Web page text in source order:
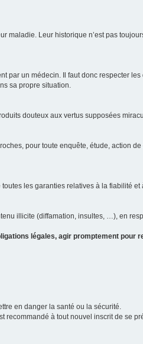
Leur historique n’est pas
par un médecin. Il faut donc respecter
sa propre situation.
douteux aux vertus supposées
pour toute enquête, étude, action
les garanties relatives à la fiabilité et
illicite (diffamation, insultes, …), en
légales, agir promptement pour
en danger la santé ou la sécurité.
recommandé à tout nouvel inscrit de se